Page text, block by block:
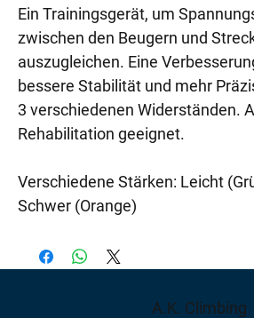
Ein Trainingsgerät, um
zwischen den Beugern und
auszugleichen. Eine
bessere Stabilität und mehr
3 verschiedenen Widerständen.
Rehabilitation geeignet.
Verschiedene Stärken: Leicht
Schwer (Orange)
A.K. Climbing